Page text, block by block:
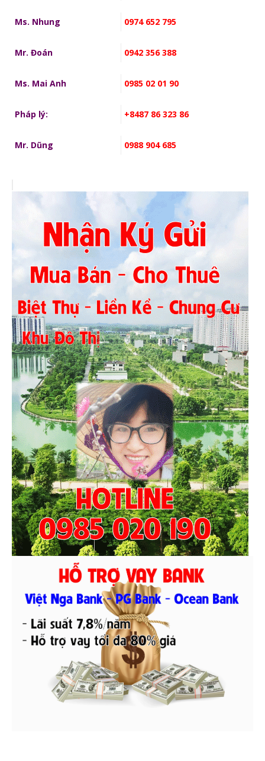
Ms. Nhung 0974 652 795
Mr. Đoán 0942 356 388
Ms. Mai Anh 0985 02 01 90
Pháp lý: +8487 86 323 86
Mr. Dũng 0988 904 685